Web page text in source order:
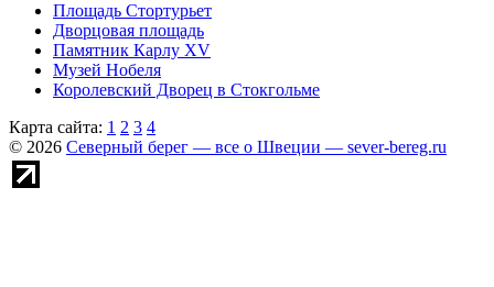
Площадь Стортурьет
Дворцовая площадь
Памятник Карлу XV
Музей Нобеля
Королевский Дворец в Стокгольме
Карта сайта: 1 2 3 4
© 2026 Северный берег — все о Швеции — sever-bereg.ru